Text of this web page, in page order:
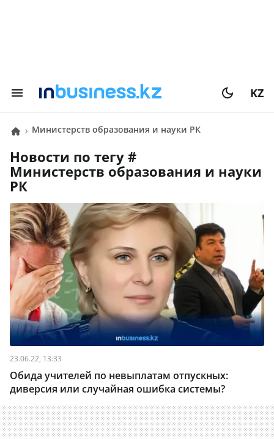
KZ
министерств образования и науки РК
Новости по тегу #
министерств образования и науки
РК
23.06.22, 13:33
Обида учителей по невыплатам отпускных:
диверсия или случайная ошибка системы?